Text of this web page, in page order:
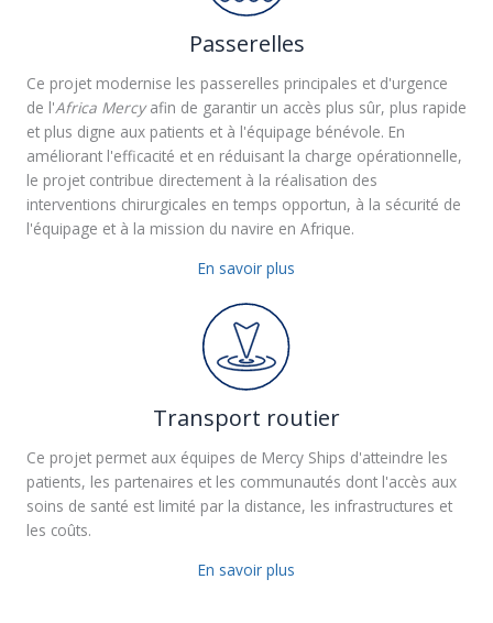
Passerelles
Ce projet modernise les passerelles principales et d'urgence
de l'Africa Mercyafin de garantir un accès plus sûr, plus rapide
et plus digne aux patients et à l'équipage bénévole. En
améliorant l'efficacité et en réduisant la charge opérationnelle,
le projet contribue directement à la réalisation des
interventions chirurgicales en temps opportun, à la sécurité de
l'équipage et à la mission du navire en Afrique.
En savoir plus
Transport routier
Ce projet permet aux équipes de Mercy Ships d'atteindre les
patients, les partenaires et les communautés dont l'accès aux
soins de santé est limité par la distance, les infrastructures et
les coûts.
En savoir plus